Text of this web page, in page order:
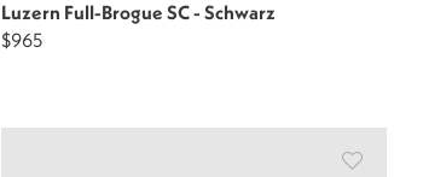
Luzern Full-Brogue SC - Schwarz
$965